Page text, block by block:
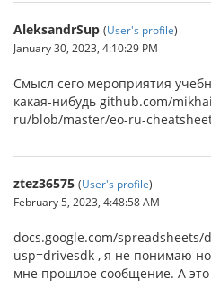
AleksandrSup (User's profile)
January 30, 2023, 4:10:29 PM
Смысл сего мероприятия
какая-нибудь github.com/
ru/blob/master/eo-ru-
ztez36575 (User's profile)
February 5, 2023, 4:48:58 AM
docs.google.com/spreadsheets/
usp=drivesdk , я не понимаю
мне прошлое сообщение. А это